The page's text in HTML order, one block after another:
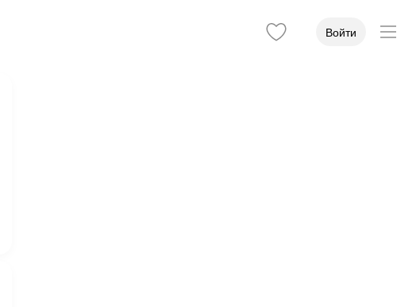
Войти